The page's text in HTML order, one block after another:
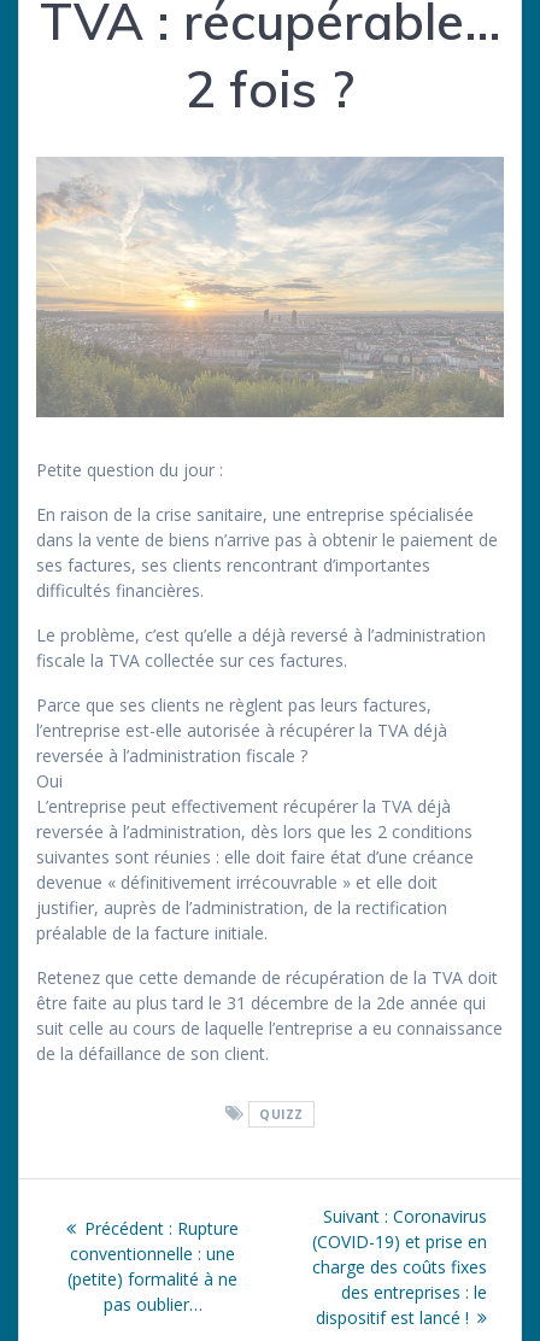
TVA : récupérable…
2 fois ?
Petite question du jour :
En raison de la crise sanitaire, une entreprise spécialisée
dans la vente de biens n’arrive pas à obtenir le paiement de
ses factures, ses clients rencontrant d’importantes
difficultés financières.
Le problème, c’est qu’elle a déjà reversé à l’administration
fiscale la TVA collectée sur ces factures.
Parce que ses clients ne règlent pas leurs factures,
l’entreprise est-elle autorisée à récupérer la TVA déjà
reversée à l’administration fiscale ?
Oui
L’entreprise peut effectivement récupérer la TVA déjà
reversée à l’administration, dès lors que les 2 conditions
suivantes sont réunies : elle doit faire état d’une créance
devenue « définitivement irrécouvrable » et elle doit
justifier, auprès de l’administration, de la rectification
préalable de la facture initiale.
Retenez que cette demande de récupération de la TVA doit
être faite au plus tard le 31 décembre de la 2de année qui
suit celle au cours de laquelle l’entreprise a eu connaissance
de la défaillance de son client.
QUIZZ
l’article
Précédent : Article
précédent
:
Rupture
conventionnelle : une
(petite) formalité à ne
pas oublier…
Suivant : Article
suivant
:
Coronavirus
(COVID-19) et prise en
charge des coûts fixes
des entreprises : le
dispositif est lancé !